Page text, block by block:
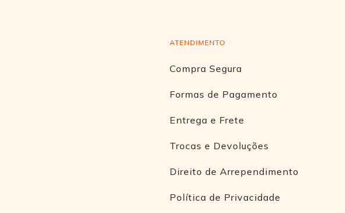
ATENDIMENTO
Compra Segura
Formas de Pagamento
Entrega e Frete
Trocas e Devoluções
Direito de Arrependimento
Política de Privacidade